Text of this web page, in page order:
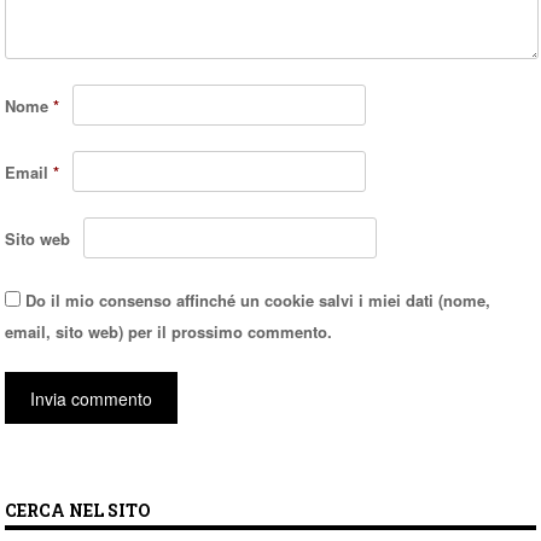
Nome*
Email*
Sito web
Do il mio consenso affinché un cookie salvi i miei dati (nome,
email, sito web) per il prossimo commento.
CERCA NEL SITO